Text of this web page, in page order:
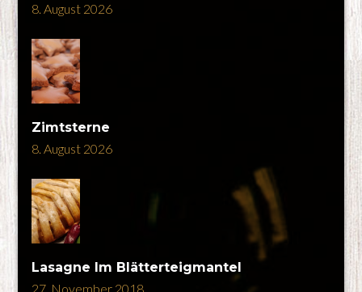
8. August 2026
Zimtsterne
8. August 2026
Lasagne Im Blätterteigmantel
27. November 2018